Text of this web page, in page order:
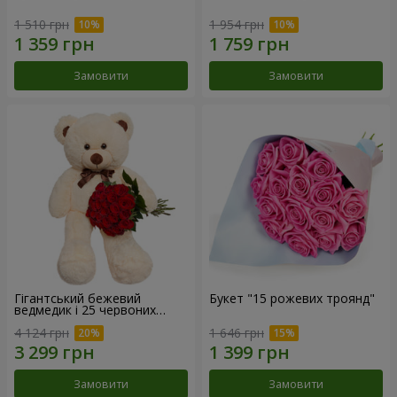
1 510 грн
Замовити
1 954 грн
Замовити
Гігантський бежевий
ведмедик і 25 червоних
троянд
4 124 грн
Замовити
Букет "15 рожевих троянд"
1 646 грн
Замовити